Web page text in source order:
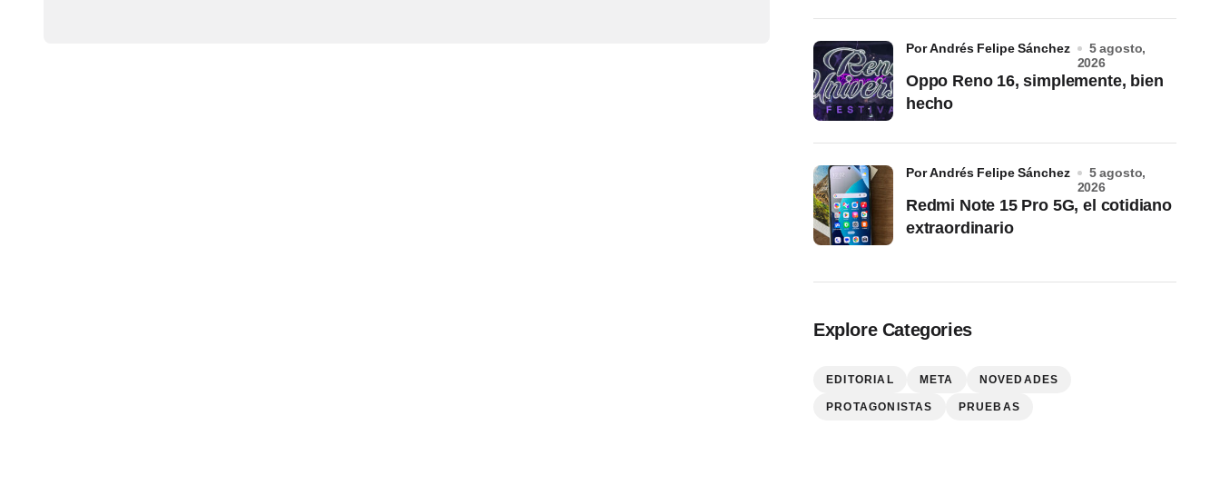
Oppo Reno 16, simplemente, bien
hecho
por Andrés Felipe Sánchez
5 agosto,
2026
Redmi Note 15 Pro 5G, el cotidiano
extraordinario
por Andrés Felipe Sánchez
5 agosto,
2026
Explore Categories
EDITORIAL META NOVEDADES
PROTAGONISTAS PRUEBAS